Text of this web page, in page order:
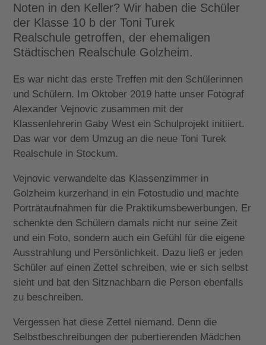
Noten in den Keller? Wir haben die Schüler
der Klasse 10 b der Toni Turek
Realschule getroffen, der ehemaligen
Städtischen Realschule Golzheim.
Es war nicht das erste Treffen mit den Schülerinnen
und Schülern. Im Oktober 2019 hatte unser Fotograf
Alexander Vejnovic zusammen mit der
Klassenlehrerin Gaby West ein Schulprojekt initiiert.
Das war vor dem Umzug an die neue Toni Turek
Realschule in Stockum.
Vejnovic verwandelte das Klassenzimmer in
Golzheim kurzerhand in ein Fotostudio und machte
Porträtaufnahmen für die Praktikumsbewerbungen. Er
schenkte den Schülern damals nicht nur seine Zeit
und ein Foto, sondern auch ein Gefühl für die eigene
Ausstrahlung und Persönlichkeit. Dazu ließ er jeden
Schüler auf einen Zettel schreiben, wie er sich selbst
sieht und bat den Sitznachbarn die Person ebenfalls
zu beschreiben.
Vergessen hat diese Zettel niemand. Denn die
Selbstbeschreibungen der pubertierenden Mädchen